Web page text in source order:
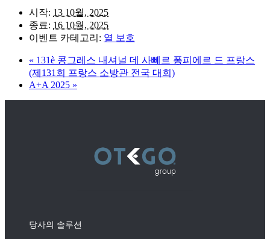
시작: 13 10월, 2025
종료: 16 10월, 2025
이벤트 카테고리: 열 보호
« 131è 콩그레스 내셔널 데 사뻬르 퐁피에르 드 프랑스
(제131회 프랑스 소방관 전국 대회)
A+A 2025 »
당사의 솔루션